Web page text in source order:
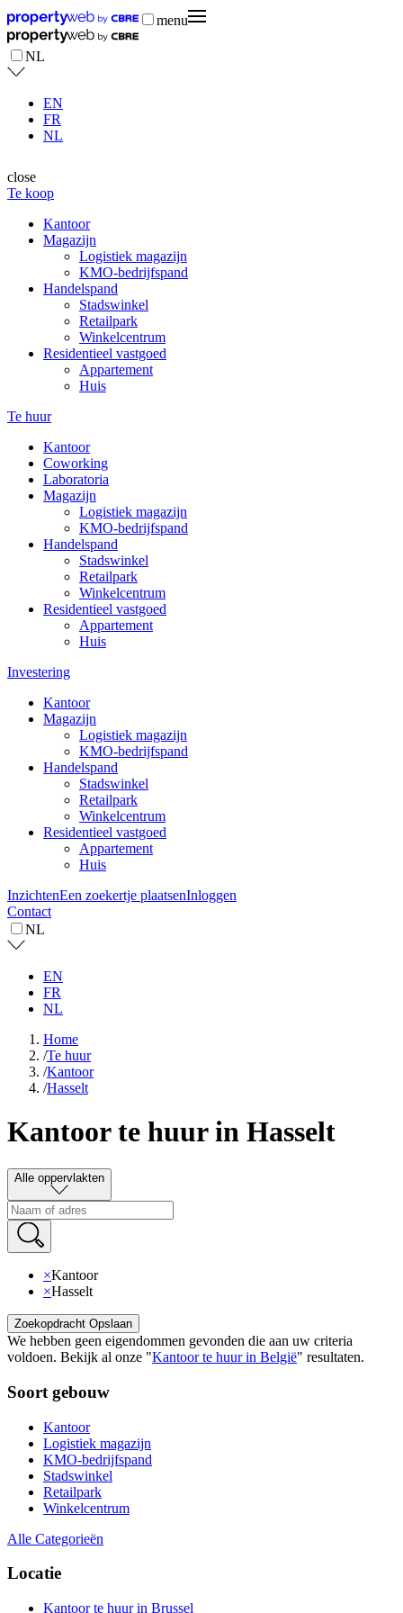
menu
NL
EN
FR
NL
close
Te koop
Kantoor
Magazijn
Logistiek magazijn
KMO-bedrijfspand
Handelspand
Stadswinkel
Retailpark
Winkelcentrum
Residentieel vastgoed
Appartement
Huis
Te huur
Kantoor
Coworking
Laboratoria
Magazijn
Logistiek magazijn
KMO-bedrijfspand
Handelspand
Stadswinkel
Retailpark
Winkelcentrum
Residentieel vastgoed
Appartement
Huis
Investering
Kantoor
Magazijn
Logistiek magazijn
KMO-bedrijfspand
Handelspand
Stadswinkel
Retailpark
Winkelcentrum
Residentieel vastgoed
Appartement
Huis
InzichtenEen zoekertje plaatsenInloggen
Contact
NL
EN
FR
NL
Home
/Te huur
/Kantoor
/Hasselt
Kantoor te huur in Hasselt
Alle oppervlakten
×Kantoor
×Hasselt
Zoekopdracht Opslaan
We hebben geen eigendommen gevonden die aan uw criteria
voldoen. Bekijk al onze "Kantoor te huur in België" resultaten.
Soort gebouw
Kantoor
Logistiek magazijn
KMO-bedrijfspand
Stadswinkel
Retailpark
Winkelcentrum
Alle Categorieën
Locatie
Kantoor te huur in Brussel